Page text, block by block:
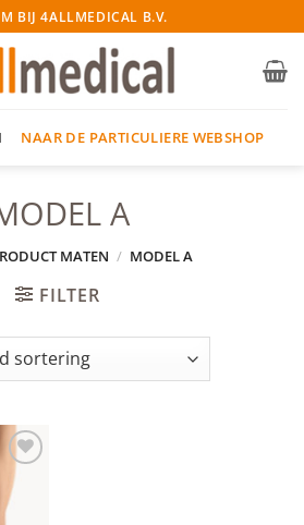
BIJ 4ALLMEDICAL B.V.
NAAR DE PARTICULIERE WEBSHOP
A
MATEN / MODEL A
FILTER
Add to
wishlist